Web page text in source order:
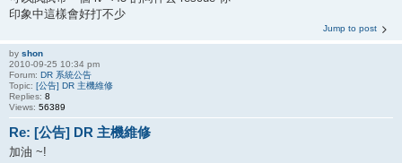
印象中這樣會好打不少
Jump to post
by shon
2010-09-25 10:34 pm
Forum: DR 系統公告
Topic: [公告] DR 主機維修
Replies: 8
Views: 56389
Re: [公告] DR 主機維修
加油 ~!